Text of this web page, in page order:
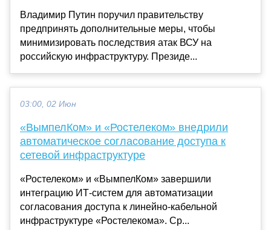
Владимир Путин поручил правительству
предпринять дополнительные меры, чтобы
минимизировать последствия атак ВСУ на
российскую инфраструктуру. Президе...
03:00, 02 Июн
«ВымпелКом» и «Ростелеком» внедрили
автоматическое согласование доступа к
сетевой инфраструктуре
«Ростелеком» и «ВымпелКом» завершили
интеграцию ИТ-систем для автоматизации
согласования доступа к линейно-кабельной
инфраструктуре «Ростелекома». Ср...